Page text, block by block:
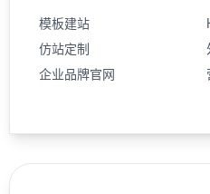
模板建站
仿站定制
企业品牌官网